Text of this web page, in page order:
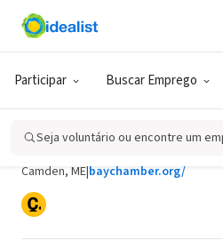
Participar Buscar Emprego
Seja voluntário ou encontre um
Bay Chamber
School
Camden, ME|baychamber.org/